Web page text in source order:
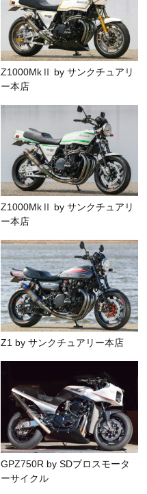
Z1000MkⅡ by サンクチュアリ
ー本店
Z1000MkⅡ by サンクチュアリ
ー本店
Z1 by サンクチュアリー本店
GPZ750R by SDブロスモータ
ーサイクル